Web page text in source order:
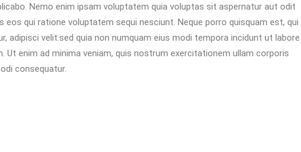
Nemo enim ipsam voluptatem quia voluptas sit aspernatur aut odit
qui ratione voluptatem sequi nesciunt. Neque porro quisquam est, qui
adipisci velit.sed quia non numquam eius modi tempora incidunt ut labore
Ut enim ad minima veniam, quis nostrum exercitationem ullam corporis
consequatur.